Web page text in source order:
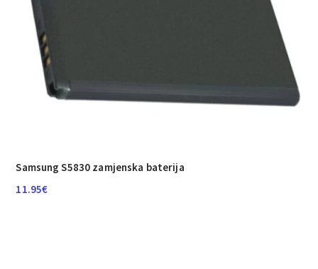
Samsung S5830 zamjenska baterija
11.95€